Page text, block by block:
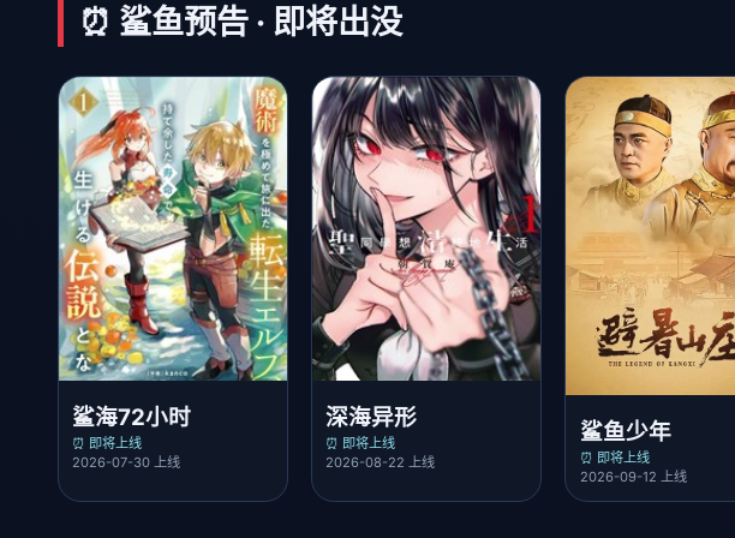
⏰ 鲨鱼预告 · 即将出没
鲨海72小时
⏰ 即将上线
2026-07-30 上线
深海异形
⏰ 即将上线
2026-08-22 上线
鲨鱼少年
⏰ 即将上线
2026-09-12 上线